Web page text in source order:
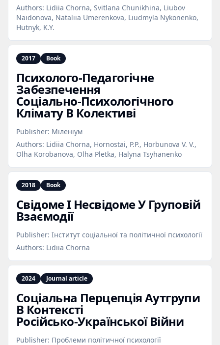
Authors: Lidiia Chorna, Svitlana Chunikhina, Liubov
Naidonova, Nataliia Umerenkova, Liudmyla Nykonenko,
Hutnyk, K.Y.
2017 Book
Психолого‑Педагогічне
Забезпечення
Соціально‑Психологічного
Клімату В Колективі
Publisher: Міленіум
Authors: Lidiia Chorna, Hornostai, P.P., Horbunova V. V.,
Olha Korobanova, Olha Pletka, Halyna Tsyhanenko
2018 Book
Свідоме І Несвідоме У Груповій
Взаємодії
Publisher: Інститут соціальної та політичної психології
Authors: Lidiia Chorna
2024 Journal article
Соціальна Перцепція Аутгрупи
В Контексті
Російсько‑Української Війни
Publisher: Проблеми політичної психології